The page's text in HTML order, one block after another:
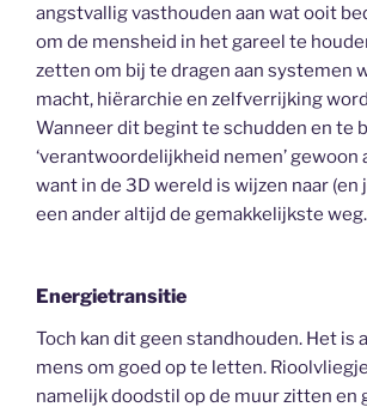
angstvallig vasthouden aan wat ooit
om de mensheid in het gareel te
zetten om bij te dragen aan systemen
macht, hiërarchie en zelfverrijking
Wanneer dit begint te schudden en te
‘verantwoordelijkheid nemen’ gewoon
want in de 3D wereld is wijzen naar (en
een ander altijd de gemakkelijkste weg.
Energietransitie
Toch kan dit geen standhouden. Het is
mens om goed op te letten.
namelijk doodstil op de muur zitten en